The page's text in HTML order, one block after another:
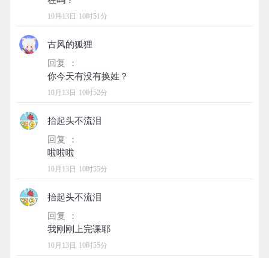
10月13日 10时51分
古风的狐狸
回复 ：
10月13日 10时52分
抬起头不流泪
回复 ：
10月13日 10时55分
抬起头不流泪
回复 ：
10月13日 10时55分